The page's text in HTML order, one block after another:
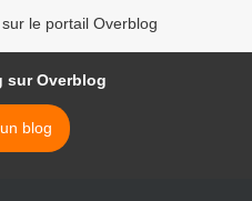
le portail Overblog
sur Overblog
blog